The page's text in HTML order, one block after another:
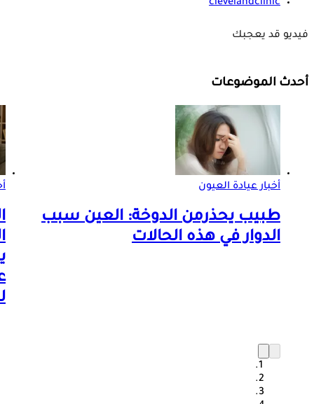
clevelandclinic
فيديو قد يعجبك
أحدث الموضوعات
أخبار عيادة العيون
طبيب يحذرمن الدوخة: العين سبب
الدوار في هذه الحالات